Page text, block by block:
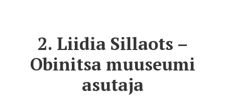
2. Liidia Sillaots –
Obinitsa muuseumi
asutaja